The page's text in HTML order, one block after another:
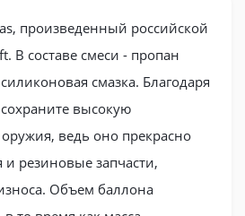
произведенный российской
В составе смеси - пропан
смазка. Благодаря
высокую
ведь оно прекрасно
резиновые запчасти,
Объем баллона